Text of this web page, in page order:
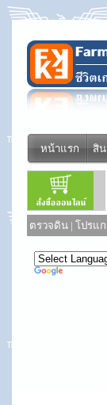
หน้าแรก สิ
ตรวจดิน | โปรแ